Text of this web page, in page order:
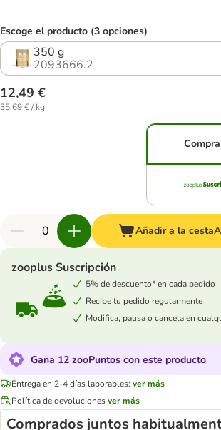
Escoge el producto (3 opciones)
350 g
2093666.2
12,49 €
35,69 € / kg
Añadir a la cesta
zooplus Suscripción
5% de descuento* en cada pedido
Recibe tu pedido regularmente
Modifica, pausa o cancela en
Gana 12 zooPuntos con este producto
Entrega en 2-4 días laborables: ver más
Política de devolucionesver más
Comprados juntos